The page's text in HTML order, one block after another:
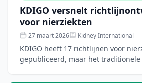
KDIGO versnelt
voor nierziekten
27 maart 2026 Kidney International
KDIGO heeft 17 richtlijnen voor
gepubliceerd, maar het traditionele